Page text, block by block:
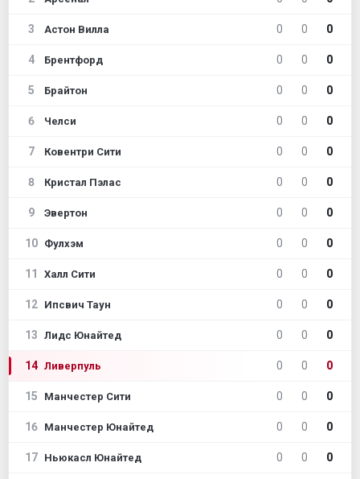
3 Астон Вилла 0 0 0
4 Брентфорд 0 0 0
5 Брайтон 0 0 0
6 Челси 0 0 0
7 Ковентри Сити 0 0 0
8 Кристал Пэлас 0 0 0
9 Эвертон 0 0 0
10 Фулхэм 0 0 0
11 Халл Сити 0 0 0
12 Ипсвич Таун 0 0 0
13 Лидс Юнайтед 0 0 0
14 Ливерпуль 0 0 0
15 Манчестер Сити 0 0 0
16 Манчестер Юнайтед 0 0 0
17 Ньюкасл Юнайтед 0 0 0